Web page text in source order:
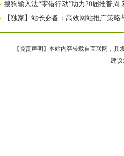
搜狗输入法“零错行动”助力20届推普周
【独家】站长必备：高效网站推广策略
【免责声明】本站内容转载自互联网，
建议